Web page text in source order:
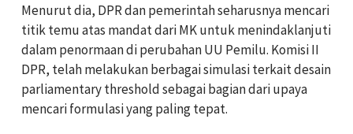
Menurut dia, DPR dan pemerintah seharusnya mencari
titik temu atas mandat dari MK untuk menindaklanjuti
dalam penormaan di perubahan UU Pemilu. Komisi II
DPR, telah melakukan berbagai simulasi terkait desain
parliamentary threshold sebagai bagian dari upaya
mencari formulasi yang paling tepat.